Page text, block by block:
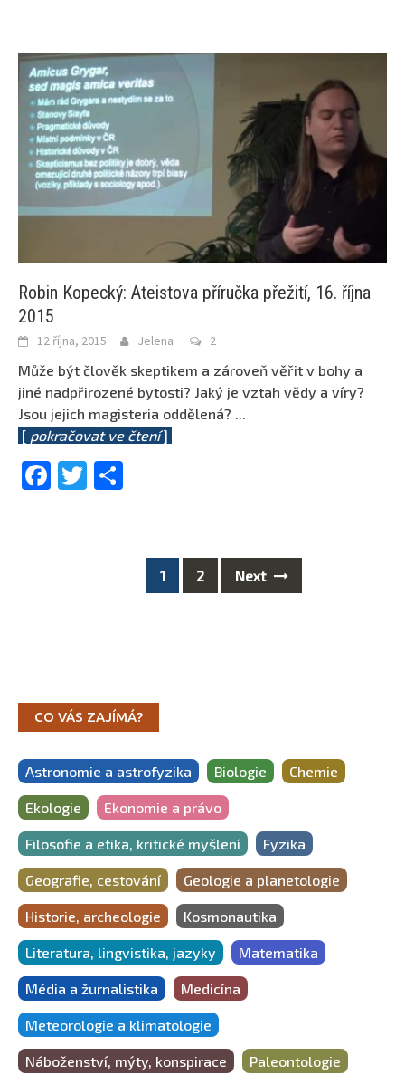
Robin Kopecký: Ateistova příručka přežití, 16. října
2015
12 října, 2015 Jelena 2
Může být člověk skeptikem a zároveň věřit v bohy a
jiné nadpřirozené bytosti? Jaký je vztah vědy a víry?
Jsou jejich magisteria oddělená?
[ pokračovat ve čtení]
Facebook
Twitter
1 2 Next
CO VÁS ZAJÍMÁ?
Astronomie a astrofyzika Biologie Chemie
Ekologie Ekonomie a právo
Filosofie a etika, kritické myšlení Fyzika
Geografie, cestování Geologie a planetologie
Historie, archeologie Kosmonautika
Literatura, lingvistika, jazyky Matematika
Média a žurnalistika Medicína
Meteorologie a klimatologie
Náboženství, mýty, konspirace Paleontologie